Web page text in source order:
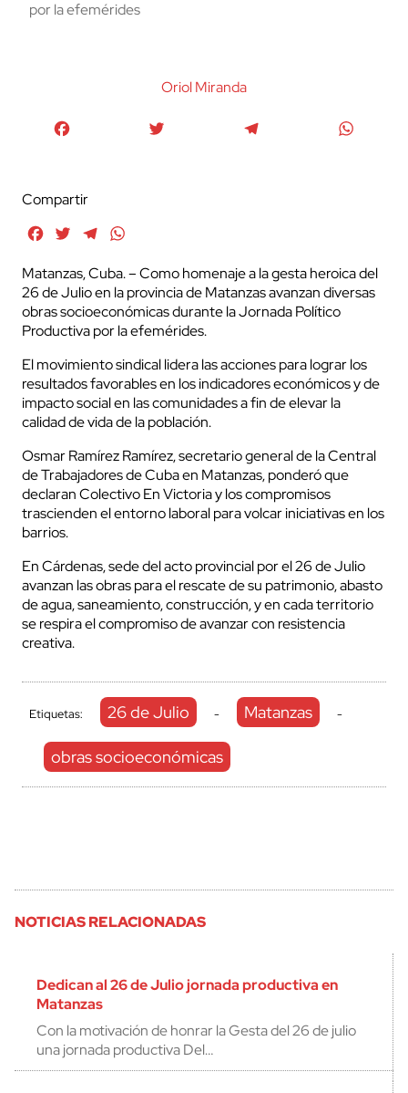
por la efemérides
Oriol Miranda
Compartir
FacebookTwitterTelegram
Matanzas, Cuba. – Como homenaje a la gesta heroica del
26 de Julio en la provincia de Matanzas avanzan diversas
obras socioeconómicas durante la Jornada Político
Productiva por la efemérides.
El movimiento sindical lidera las acciones para lograr los
resultados favorables en los indicadores económicos y de
impacto social en las comunidades a fin de elevar la
calidad de vida de la población.
Osmar Ramírez Ramírez, secretario general de la Central
de Trabajadores de Cuba en Matanzas, ponderó que
declaran Colectivo En Victoria y los compromisos
trascienden el entorno laboral para volcar iniciativas en los
barrios.
En Cárdenas, sede del acto provincial por el 26 de Julio
avanzan las obras para el rescate de su patrimonio, abasto
de agua, saneamiento, construcción, y en cada territorio
se respira el compromiso de avanzar con resistencia
creativa.
Etiquetas: 26 de Julio - Matanzas -
obras socioeconómicas
NOTICIAS RELACIONADAS
Dedican al 26 de Julio jornada productiva en
Matanzas
Con la motivación de honrar la Gesta del 26 de julio
una jornada productiva Del…